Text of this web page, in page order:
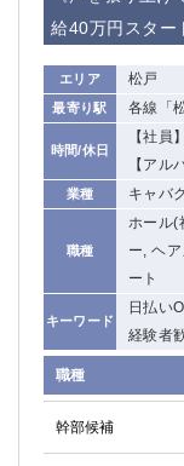
給40万円スター
エリア 松戸
最寄り駅 各線「
時間/休日
【社
【アル
業種 キャバ
職種
ホール(
ー, ヘ
ート
キーワード
日払い
経験者
職種
幹部候補